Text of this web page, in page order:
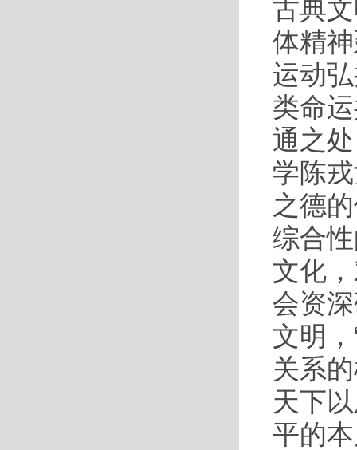
古典
体精
运动
类命
通之
学陈
之德
综合
文化
会资
文明
关系
天下
平的